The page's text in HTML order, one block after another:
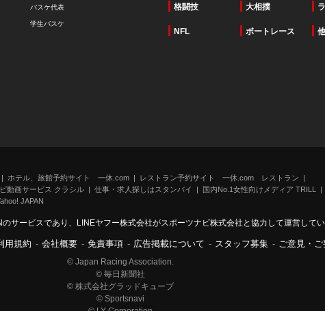
バスケ代表
学生バスケ
格闘技 大相撲
NFL ボートレース
ホテル、旅館予約サイト 一休.com
レストラン予約サイト 一休.com レストラン
動画サービス クラシル 仕事・求人探しはスタンバイ
国内No.1女性向けメディア TRILL
JAPAN
サービスであり、LINEヤフー株式会社がスポーツナビ株式会社と協力して運営してい
用規約 - 会社概要 - 免責事項 - 広告掲載について - スタッフ募集 - ご意見・ご
© Japan Racing Association.
© 毎日新聞社
© 株式会社グラッドキューブ
© Sportsnavi